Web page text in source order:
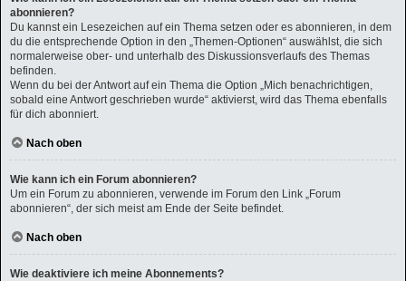
abonnieren?
Du kannst ein Lesezeichen auf ein Thema setzen oder es abonnieren, in dem
du die entsprechende Option in den „Themen-Optionen“ auswählst, die sich
normalerweise ober- und unterhalb des Diskussionsverlaufs des Themas
befinden.
Wenn du bei der Antwort auf ein Thema die Option „Mich benachrichtigen,
sobald eine Antwort geschrieben wurde“ aktivierst, wird das Thema ebenfalls
für dich abonniert.
Nach oben
Wie kann ich ein Forum abonnieren?
Um ein Forum zu abonnieren, verwende im Forum den Link „Forum
abonnieren“, der sich meist am Ende der Seite befindet.
Nach oben
Wie deaktiviere ich meine Abonnements?